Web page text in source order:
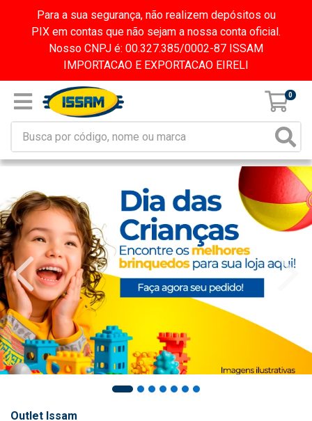
Para a sua segurança, não realizem depósitos ou
PIX em contas que não sejam a nossa conta oficial.
Nosso CNPJ é: 00.327.385/0002-87 ISSAM
IMPORTACAO E EXPORTACAO EIRELI
0
Outlet Issam